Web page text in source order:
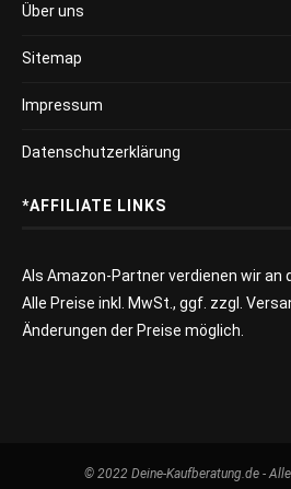
Über uns
Sitemap
Impressum
Datenschutzerklärung
*AFFILIATE LINKS
Als Amazon-Partner verdienen wir an
Alle Preise inkl. MwSt., ggf. zzgl.
Änderungen der Preise möglich.
© 2022 Deine-Kaufberatung.de -